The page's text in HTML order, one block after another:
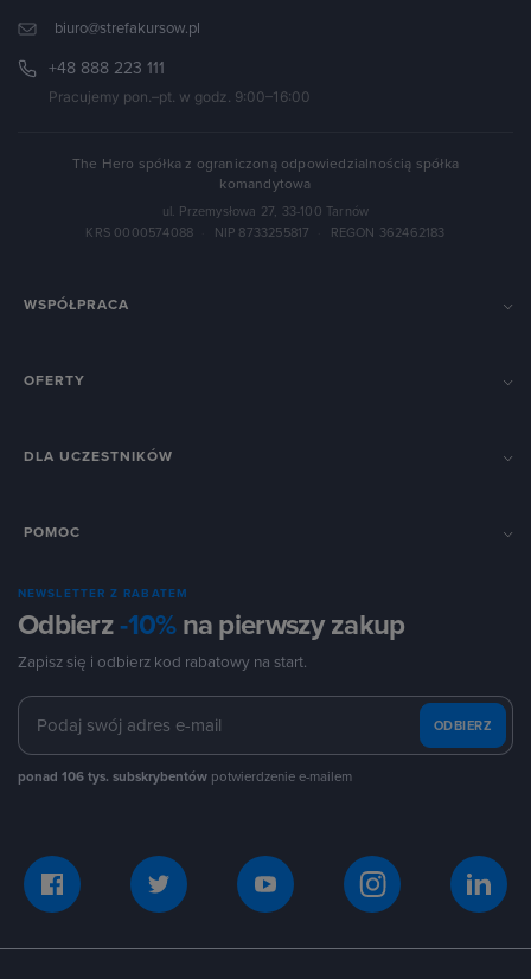
biuro@strefakursow.pl
+48 888 223 111
Pracujemy pon.–pt. w godz. 9:00–16:00
The Hero spółka z ograniczoną odpowiedzialnością spółka
komandytowa
ul. Przemysłowa 27, 33-100 Tarnów
KRS 0000574088
NIP 8733255817 REGON 362462183
WSPÓŁPRACA
OFERTY
DLA UCZESTNIKÓW
POMOC
NEWSLETTER Z RABATEM
Odbierz-10%na pierwszy zakup
Zapisz się i odbierz kod rabatowy na start.
ODBIERZ
ponad 106 tys. subskrybentów potwierdzenie e-mailem